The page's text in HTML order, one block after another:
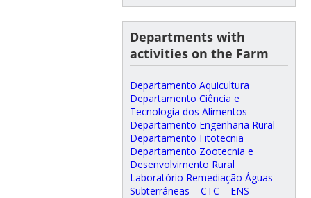
Departments with
activities on the Farm
Departamento Aquicultura
Departamento Ciência e
Tecnologia dos Alimentos
Departamento Engenharia Rural
Departamento Fitotecnia
Departamento Zootecnia e
Desenvolvimento Rural
Laboratório Remediação Águas
Subterrâneas – CTC – ENS